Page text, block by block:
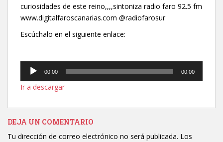
curiosidades de este reino,,,,sintoniza radio faro 92.5 fm
www.digitalfaroscanarias.com @radiofarosur
Escúchalo en el siguiente enlace:
Reproductor
audio
00:00 00:00
Ir a descargar
DEJA UN COMENTARIO
Tu dirección de correo electrónico no será publicada. Los